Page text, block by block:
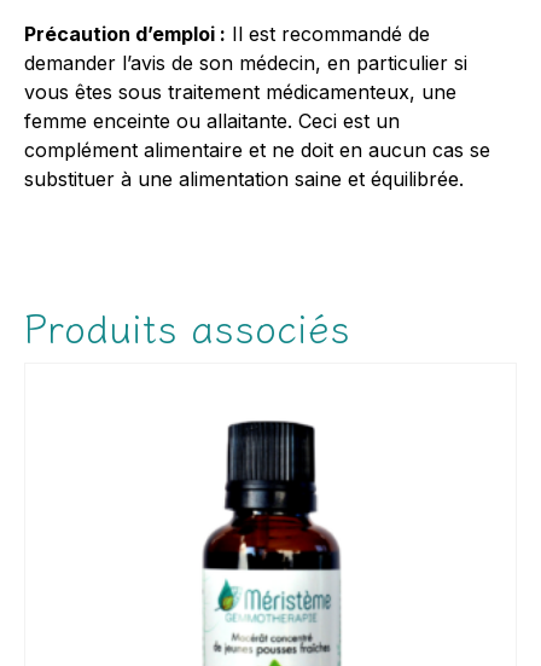
Précaution d’emploi : Il est recommandé de
demander l’avis de son médecin, en particulier si
vous êtes sous traitement médicamenteux, une
femme enceinte ou allaitante. Ceci est un
complément alimentaire et ne doit en aucun cas se
substituer à une alimentation saine et équilibrée.
Produits associés